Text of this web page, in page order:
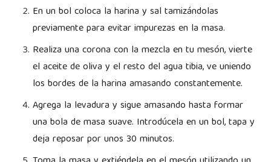
En un bol coloca la harina y sal tamizándolas
previamente para evitar impurezas en la masa.
Realiza una corona con la mezcla en tu mesón, vierte
el aceite de oliva y el resto del agua tibia, ve uniendo
los bordes de la harina amasando constantemente.
Agrega la levadura y sigue amasando hasta formar
una bola de masa suave. Introdúcela en un bol, tapa y
deja reposar por unos 30 minutos.